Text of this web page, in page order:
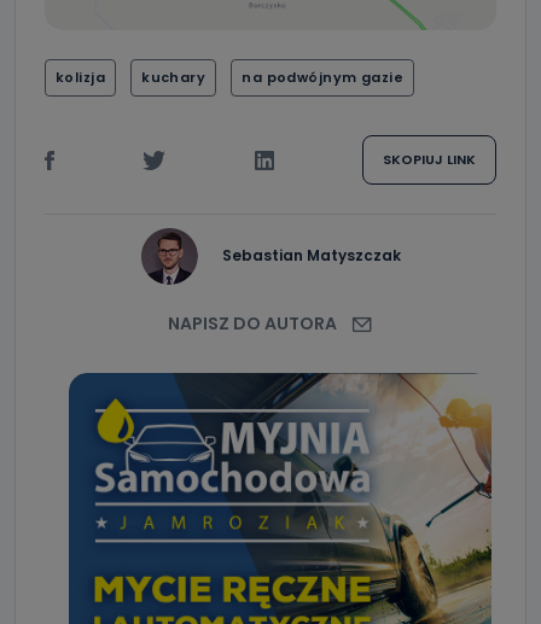
kolizja kuchary na podwójnym gazie
SKOPIUJ LINK
Sebastian Matyszczak
NAPISZ DO AUTORA